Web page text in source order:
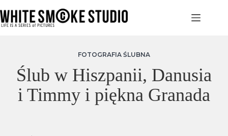
do
treści
FOTOGRAFIA ŚLUBNA
Ślub w Hiszpanii, Danusia
i Timmy i piękna Granada